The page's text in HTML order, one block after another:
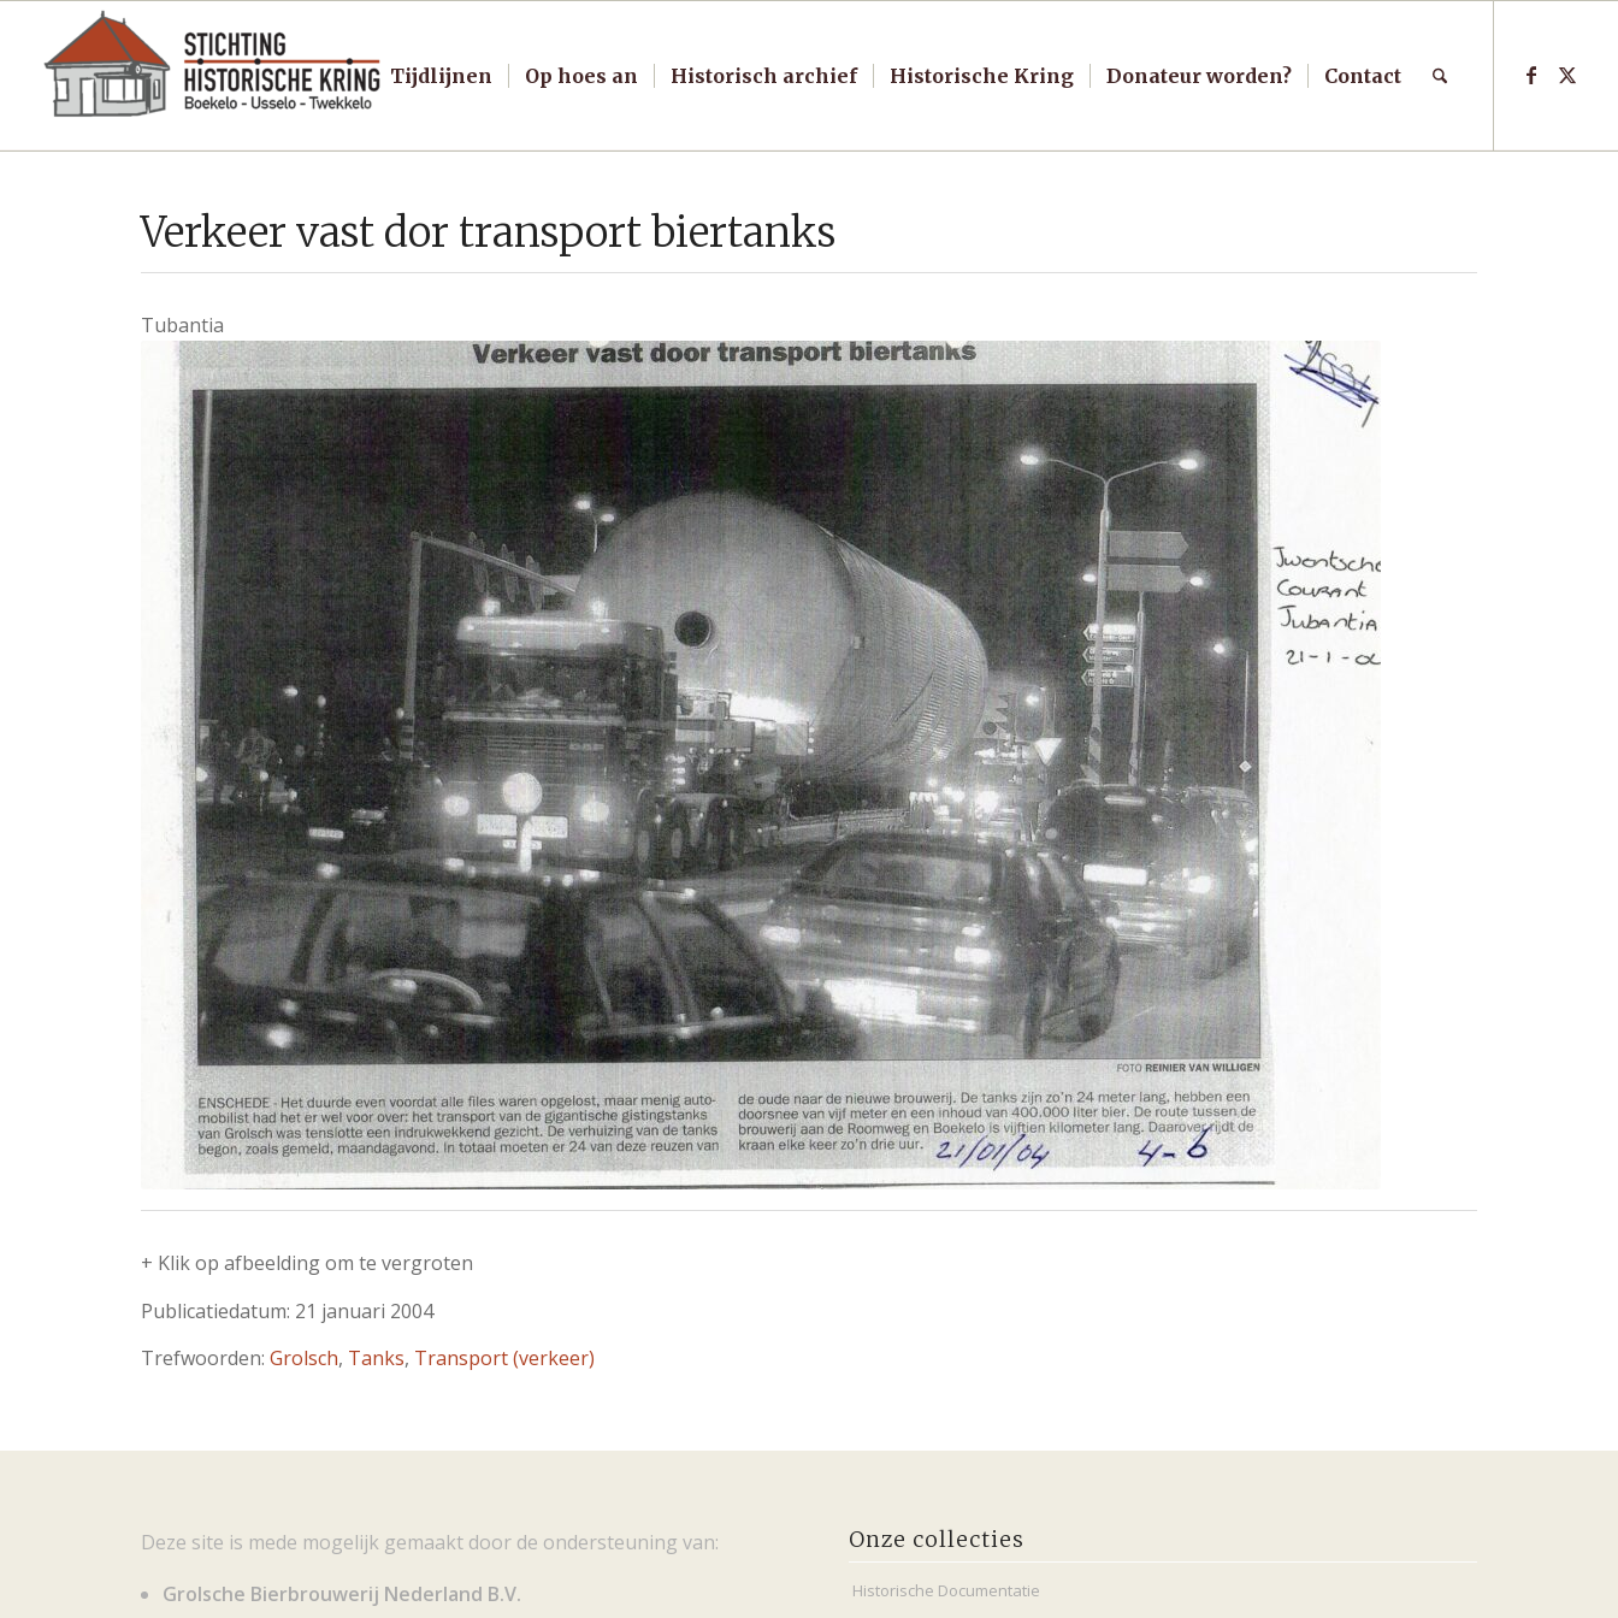
Tijdlijnen Op hoes an Historisch archief Historische Kring Donateur worden? Contact
Verkeer vast dor transport biertanks
Tubantia
+ Klik op afbeelding om te vergroten
Publicatiedatum: 21 januari 2004
Trefwoorden:Grolsch, Tanks, Transport (verkeer)
Deze site is mede mogelijk gemaakt door de ondersteuning van:
Grolsche Bierbrouwerij Nederland B.V.
Onze collecties
Historische Documentatie